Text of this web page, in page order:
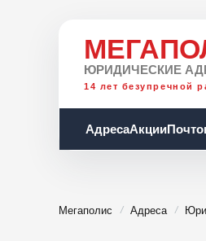
ЮРИДИЧЕСКИЕ
14 лет безупречной
АдресаАкции
Мегаполис Адреса